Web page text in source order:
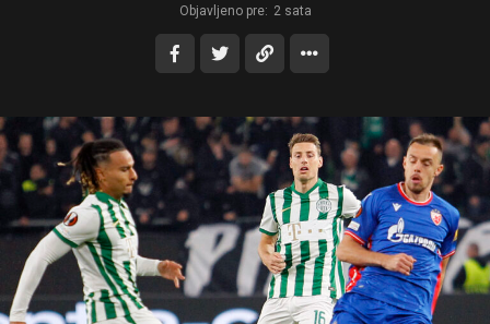
Objavljeno pre: 2 sata